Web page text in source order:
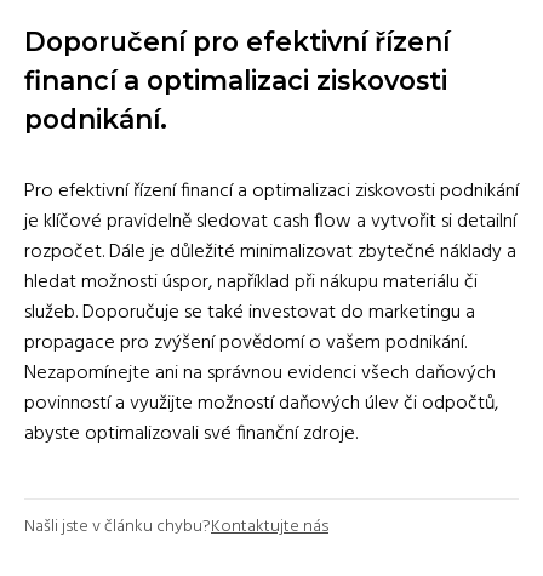
Doporučení pro efektivní řízení
financí a optimalizaci ziskovosti
podnikání.
Pro efektivní řízení financí a optimalizaci ziskovosti podnikání
je klíčové pravidelně sledovat cash flow a vytvořit si detailní
rozpočet. Dále je důležité minimalizovat zbytečné náklady a
hledat možnosti úspor, například při nákupu materiálu či
služeb. Doporučuje se také investovat do marketingu a
propagace pro zvýšení povědomí o vašem podnikání.
Nezapomínejte ani na správnou evidenci všech daňových
povinností a využijte možností daňových úlev či odpočtů,
abyste optimalizovali své finanční zdroje.
Našli jste v článku chybu?Kontaktujte nás